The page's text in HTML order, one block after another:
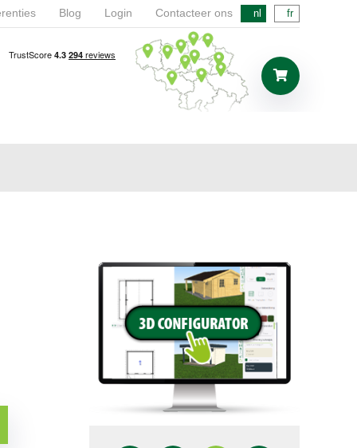
Blog Login Contacteer ons nl fr